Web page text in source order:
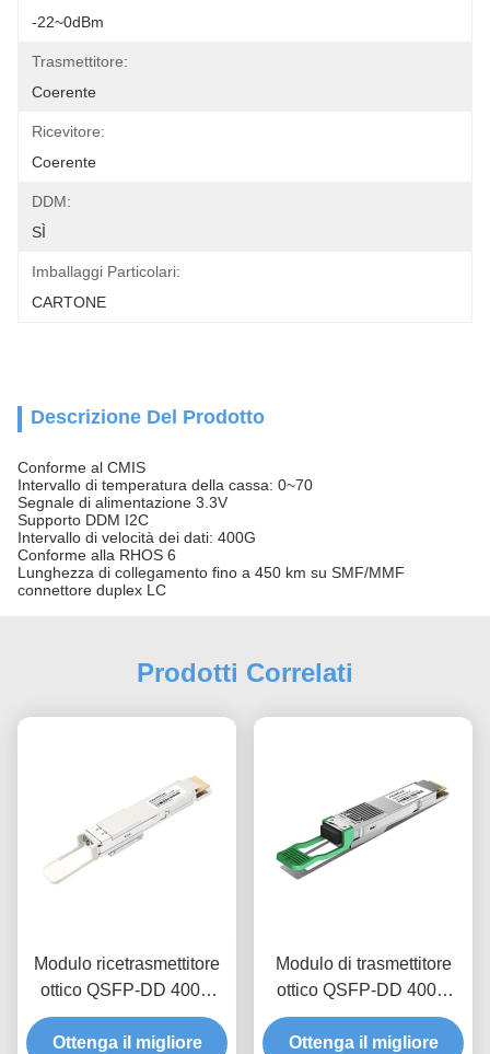
-22~0dBm
Trasmettitore:
Coerente
Ricevitore:
Coerente
DDM:
SÌ
Imballaggi Particolari:
CARTONE
Descrizione Del Prodotto
Conforme al CMIS
Intervallo di temperatura della cassa: 0~70
Segnale di alimentazione 3.3V
Supporto DDM I2C
Intervallo di velocità dei dati: 400G
Conforme alla RHOS 6
Lunghezza di collegamento fino a 450 km su SMF/MMF
connettore duplex LC
Prodotti Correlati
Modulo ricetrasmettitore
ottico QSFP-DD 400G
ZR+ Pro
Ottenga il migliore
Modulo di trasmettitore
ottico QSFP-DD 400G
FR4 2Km
Ottenga il migliore